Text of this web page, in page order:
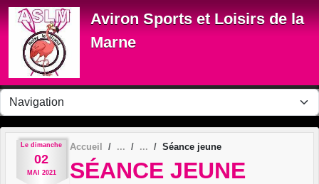
Aviron Sports et Loisirs de la
Marne
Le dimanche
02
MAI 2021
Accueil Séance jeune
SÉANCE JEUNE
Panneau de gestion des cookies